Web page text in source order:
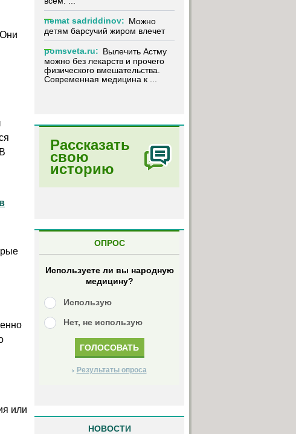
или
nemat sadriddinov: Можно
детям барсучий жиром влечет
pomsveta.ru: Вылечить Астму
можно без лекарств и прочего
физического вмешательства.
Современная медицина к ...
Рассказать
свою
историю
ОПРОС
Используете ли вы народную
медицину?
Использую
Нет, не использую
Результаты опроса
НОВОСТИ